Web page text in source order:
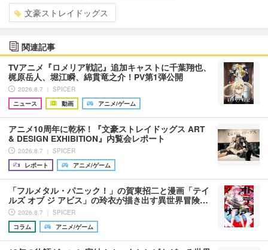
文豪ストレイドッグス
関連記事
TVアニメ『ロメリア戦記』追加キャストに千葉翔也、
梶原岳人、堀江瞬、綿貫竜之介！PV第1弾公開
2026.8.7 ｜ SPICER
ニュース
動画 アニメ/ゲーム
アニメ10周年に乾杯！『文豪ストレイドッグス ART
& DESIGN EXHIBITION』内覧会レポート
2026.8.7 ｜ SPICER
レポート
アニメ/ゲーム
「フルメタル・パニック！」の賀東招二と漫画「テイ
ルズ オブ ジ アビス」の玲衣が描き出す異世界冒険…
2026.8.7 ｜ SPICER
コラム
アニメ/ゲーム